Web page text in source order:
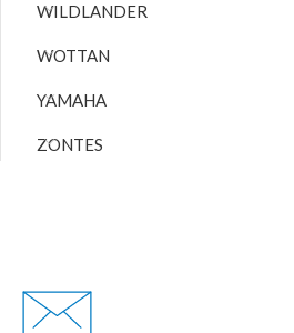
WILDLANDER
WOTTAN
YAMAHA
ZONTES